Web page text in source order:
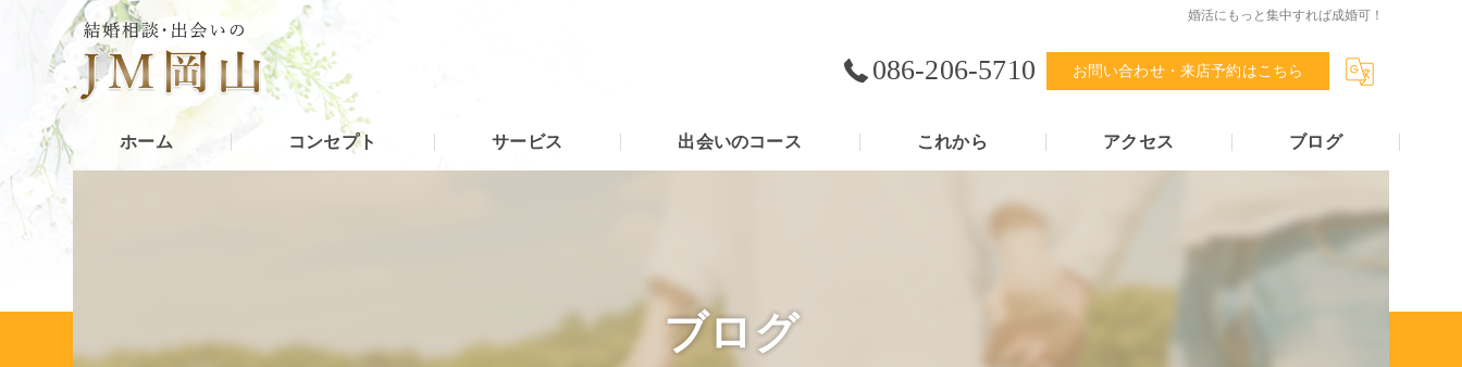
婚活にもっと集中すれば成婚可！
086-206-5710 お問い合わせ・来店予約はこちら
ホーム コンセプト サービス 出会いのコース これから アクセス ブログ
ブログ